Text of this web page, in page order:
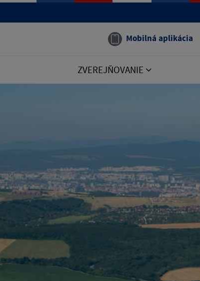
Mobilná aplikácia
ZVEREJŇOVANIE